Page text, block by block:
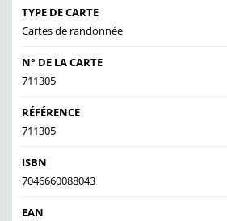
TYPE DE CARTE
Cartes de randonnée
N° DE LA CARTE
711305
RÉFÉRENCE
711305
ISBN
7046660088043
EAN